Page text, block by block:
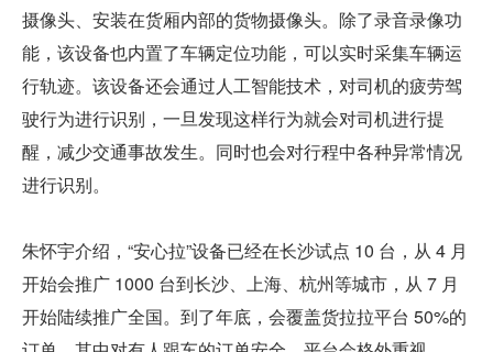
摄像头、安装在货厢内部的货物摄像头。除了录音录像功
能，该设备也内置了车辆定位功能，可以实时采集车辆运
行轨迹。该设备还会通过人工智能技术，对司机的疲劳驾
驶行为进行识别，一旦发现这样行为就会对司机进行提
醒，减少交通事故发生。同时也会对行程中各种异常情况
进行识别。
朱怀宇介绍，“安心拉”设备已经在长沙试点 10 台，从 4 月
开始会推广 1000 台到长沙、上海、杭州等城市，从 7 月
开始陆续推广全国。到了年底，会覆盖货拉拉平台 50%的